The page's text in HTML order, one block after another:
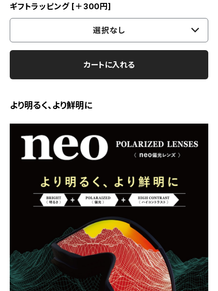
ギフトラッピング [＋300円]
選択なし
カートに入れる
より明るく、より鮮明に